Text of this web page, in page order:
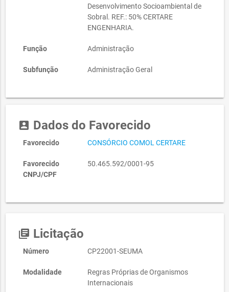
Desenvolvimento Socioambiental de
Sobral. REF.: 50% CERTARE
ENGENHARIA.
Função Administração
Subfunção Administração Geral
account_box Dados do Favorecido
Favorecido CONSÓRCIO COMOL CERTARE
Favorecido
CNPJ/CPF
50.465.592/0001-95
library_books Licitação
Número CP22001-SEUMA
Modalidade
Regras Próprias de Organismos
Internacionais